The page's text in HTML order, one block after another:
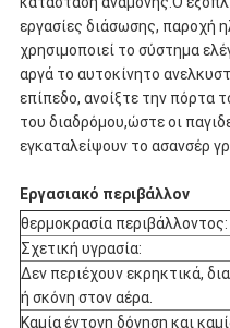
εργασίες διάσωσης, παροχή
χρησιμοποιεί το σύστημα
αργά το αυτοκίνητο
επίπεδο, ανοίξτε την πόρτα
του διαδρόμου,ώστε οι
εγκαταλείψουν το ασανσέρ
Εργασιακό περιβάλλον
θερμοκρασία περιβάλλοντος:
Σχετική υγρασία:
Δεν περιέχουν εκρηκτικά,
ή σκόνη στον αέρα.
Καμία έντονη δόνηση και